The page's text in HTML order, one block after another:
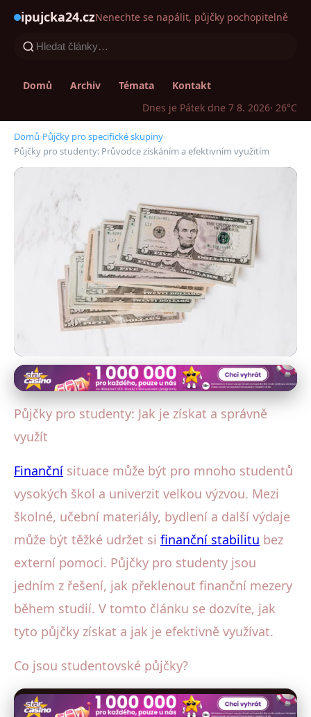
ipujcka24.czNenechte se napálit, půjčky pochopitelně
Domů Archiv Témata
Kontakt
Dnes je Pátek dne 7 8. 2026· 26°C
Domů›Půjčky pro specifické skupiny›
Půjčky pro studenty: Průvodce získáním a efektivním využitím
Půjčky pro specifické skupiny
Půjčky pro studenty: Průvodce
získáním a efektivním využitím
31. 1. 2026· 4 min čtení · Autor: Lukáš Sedláček
Půjčky pro studenty: Jak je získat a správně
využít
Finanční situace může být pro mnoho studentů
vysokých škol a univerzit velkou výzvou. Mezi
školné, učební materiály, bydlení a další výdaje
může být těžké udržet si finanční stabilitu bez
externí pomoci. Půjčky pro studenty jsou
jedním z řešení, jak překlenout finanční mezery
během studií. V tomto článku se dozvíte, jak
tyto půjčky získat a jak je efektivně využívat.
Co jsou studentovské půjčky?